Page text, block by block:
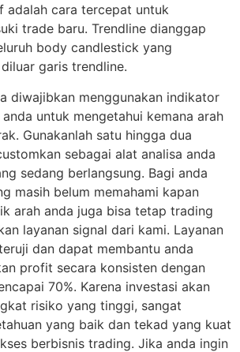
adalah cara tercepat untuk
trade baru. Trendline dianggap
body candlestick yang
garis trendline.
diwajibkan menggunakan indikator
untuk mengetahui kemana arah
Gunakanlah satu hingga dua
sebagai alat analisa anda
sedang berlangsung. Bagi anda
masih belum memahami kapan
arah anda juga bisa tetap trading
layanan signal dari kami. Layanan
dan dapat membantu anda
profit secara konsisten dengan
70%. Karena investasi akan
risiko yang tinggi, sangat
yang baik dan tekad yang kuat
berbisnis trading. Jika anda ingin